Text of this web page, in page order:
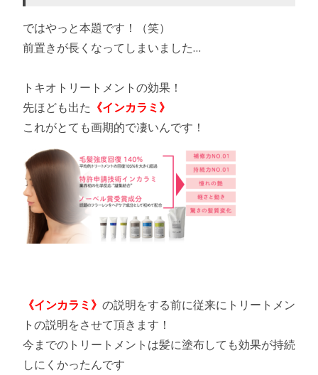
ではやっと本題です！（笑）
前置きが長くなってしまいました…
トキオトリートメントの効果！
先ほども出た 《インカラミ》
これがとても画期的で凄いんです！
《インカラミ》 の説明をする前に従来にトリートメン
トの説明をさせて頂きます！
今までのトリートメントは髪に塗布しても効果が持続
しにくかったんです